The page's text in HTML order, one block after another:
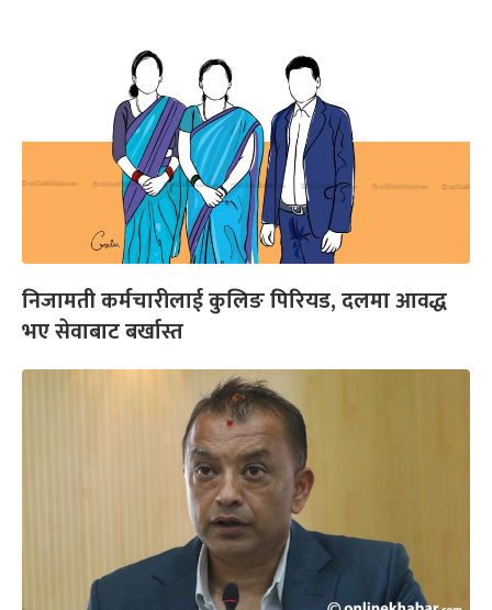
निजामती कर्मचारीलाई कुलिङ पिरियड, दलमा आवद्ध
भए सेवाबाट बर्खास्त